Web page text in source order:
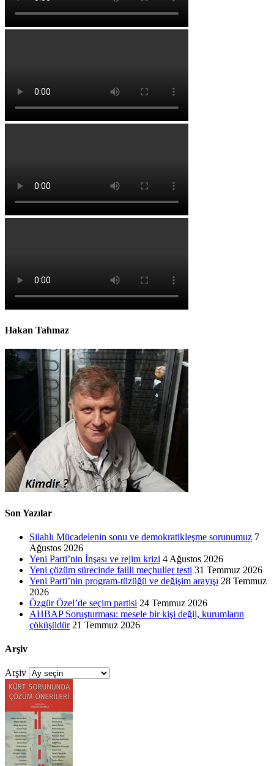
Hakan Tahmaz
Son Yazılar
Silahlı Mücadelenin sonu ve demokratikleşme sorunumuz 7
Ağustos 2026
Yeni Parti’nin İnşası ve rejim krizi 4 Ağustos 2026
Yeni çözüm sürecinde failli meçhuller testi 31 Temmuz 2026
Yeni Parti’nin program-tüzüğü ve değişim arayışı 28 Temmuz
2026
Özgür Özel’de seçim partisi 24 Temmuz 2026
AHBAP Soruşturması: mesele bir kişi değil, kurumların
çöküşüdür 21 Temmuz 2026
Arşiv
Arşiv